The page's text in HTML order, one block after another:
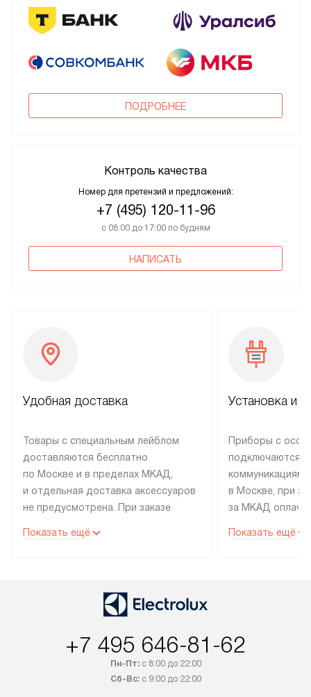
ПОДРОБНЕЕ
Контроль качества
Номер для претензий и предложений:
+7 (495) 120-11-96
с 08:00 до 17:00 по будням
НАПИСАТЬ
Удобная доставка
Товары с специальным лейблом
доставляются бесплатно
по Москве и в пределах МКАД,
и отдельная доставка аксессуаров
не предусмотрена. При заказе
рекомендуем обсудить
со статусом «В наличии» могут
быть отправлены покупателю
интересен товар «Под заказ»,
приобретения с менеджером сайта.
Показать ещё
Установка и
Приборы с
подключаются к
коммуникациям
в Москве, при
за МКАД
партнера
по монтажу
Показать ещё
+7 495 646-81-62
Пн-Пт:с 8:00 до 22:00
Сб-Вс:с 9:00 до 22:00